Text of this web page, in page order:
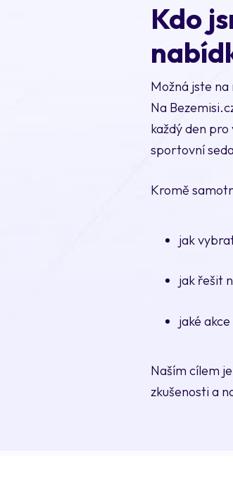
Kdo
Možná jste
Na
každý den
sportovní
Kromě
jak
jak řešit
jaké
Naším cílem
zkušenosti a